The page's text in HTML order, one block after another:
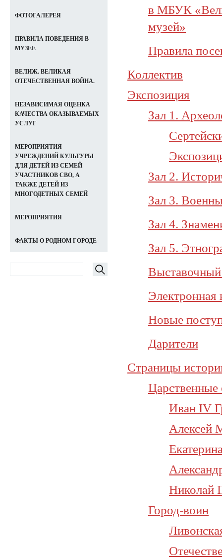
в МБУК
музей»
Правила
Коллектив
Экспозиция
Зал 1.
Зал 2.
Зал 3.
Зал 4.
Зал 5.
Выставочный
Электронная
Новые
Дарители
Страницы
Иван IV
Алексей
Николай
Город-воин
ФОТОГАЛЕРЕЯ
ПРАВИЛА ПОВЕДЕНИЯ В
МУЗЕЕ
ВЕЛИЖ. ВЕЛИКАЯ
ОТЕЧЕСТВЕННАЯ ВОЙНА.
НЕЗАВИСИМАЯ ОЦЕНКА
КАЧЕСТВА ОКАЗЫВАЕМЫХ
УСЛУГ
МЕРОПРИЯТИЯ
УЧРЕЖДЕНИЙ КУЛЬТУРЫ
ДЛЯ ДЕТЕЙ ИЗ СЕМЕЙ
УЧАСТНИКОВ СВО, А
ТАКЖЕ ДЕТЕЙ ИЗ
МНОГОДЕТНЫХ СЕМЕЙ
МЕРОПРИЯТИЯ
ФАКТЫ О РОДНОМ ГОРОДЕ